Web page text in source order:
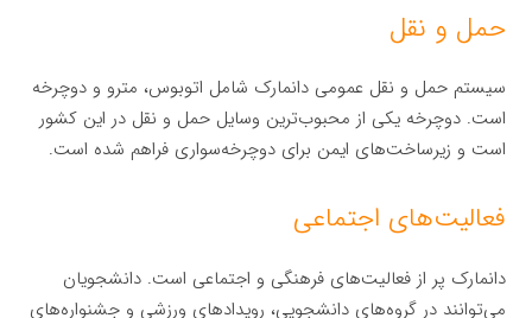
حمل و نقل
سیستم حمل و نقل عمومی دانمارک شامل اتوبوس، مترو و دوچرخه
است. دوچرخه یکی از محبوب‌ترین وسایل حمل و نقل در این کشور
است و زیرساخت‌های ایمن برای دوچرخه‌سواری فراهم شده است.
فعالیت‌های اجتماعی
دانمارک پر از فعالیت‌های فرهنگی و اجتماعی است. دانشجویان
می‌توانند در گروه‌های دانشجویی، رویدادهای ورزشی و جشنواره‌های